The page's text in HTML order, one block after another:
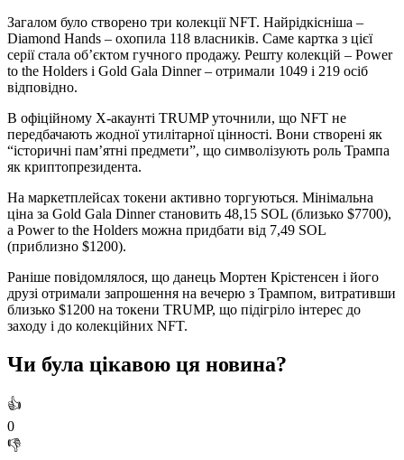
Загалом було створено три колекції NFT. Найрідкісніша –
Diamond Hands – охопила 118 власників. Саме картка з цієї
серії стала об’єктом гучного продажу. Решту колекцій – Power
to the Holders і Gold Gala Dinner – отримали 1049 і 219 осіб
відповідно.
В офіційному X-акаунті TRUMP уточнили, що NFT не
передбачають жодної утилітарної цінності. Вони створені як
“історичні пам’ятні предмети”, що символізують роль Трампа
як криптопрезидента.
На маркетплейсах токени активно торгуються. Мінімальна
ціна за Gold Gala Dinner становить 48,15 SOL (близько $7700),
а Power to the Holders можна придбати від 7,49 SOL
(приблизно $1200).
Раніше повідомлялося, що данець Мортен Крістенсен і його
друзі отримали запрошення на вечерю з Трампом, витративши
близько $1200 на токени TRUMP, що підігріло інтерес до
заходу і до колекційних NFT.
Чи була цікавою ця новина?
👍
0
👎